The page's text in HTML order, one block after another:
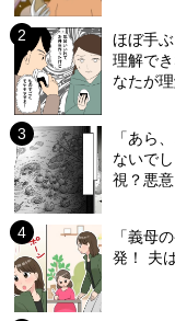
ほぼ手
理解で
なたが
「あら
ないで
視？悪
「義母
発！ 夫